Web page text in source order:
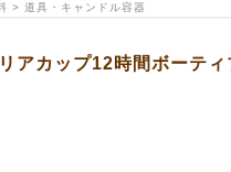
> 道具・キャンドル容器
アカップ12時間ボーテ